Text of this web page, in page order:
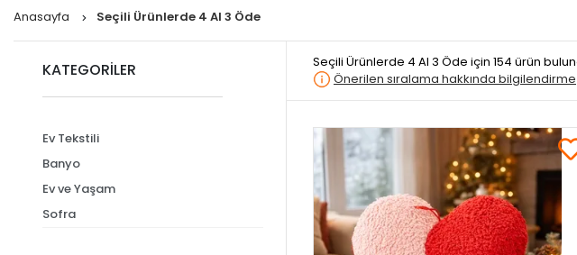
Anasayfa Seçili Ürünlerde 4 Al 3 Öde
KATEGORİLER
Ev Tekstili
Banyo
Ev ve Yaşam
Sofra
Seçili Ürünlerde 4 Al 3 Öde için 154 ürün
Önerilen sıralama hakkında bilgilendirme